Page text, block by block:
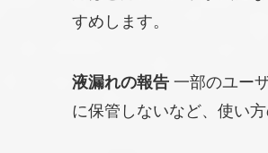
すめします。
液漏れの報告 一部のユー
に保管しないなど、使い